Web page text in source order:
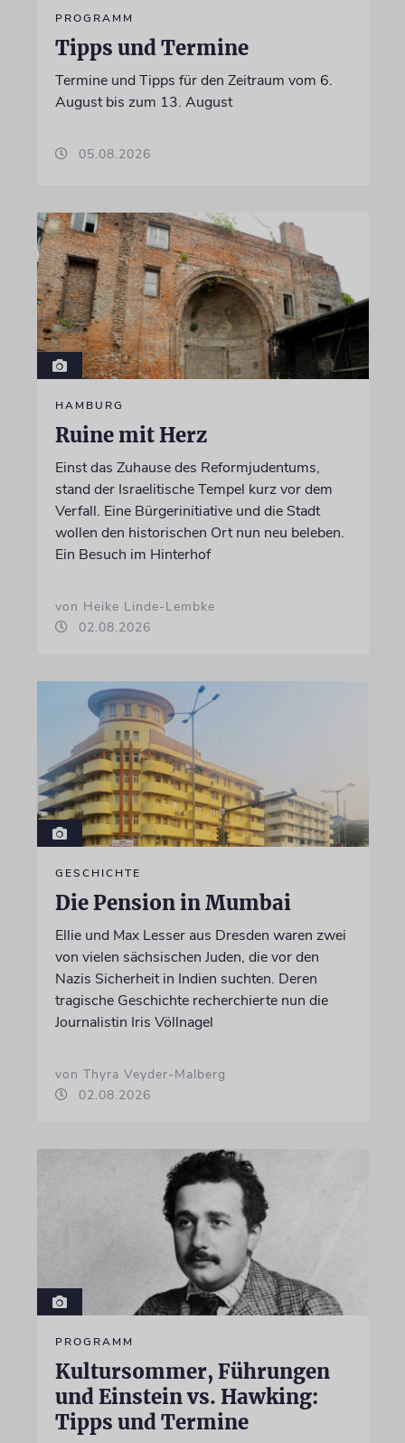
PROGRAMM
Tipps und Termine
Termine und Tipps für den Zeitraum vom 6.
August bis zum 13. August
05.08.2026
HAMBURG
Ruine mit Herz
Einst das Zuhause des Reformjudentums,
stand der Israelitische Tempel kurz vor dem
Verfall. Eine Bürgerinitiative und die Stadt
wollen den historischen Ort nun neu beleben.
Ein Besuch im Hinterhof
von Heike Linde-Lembke
02.08.2026
GESCHICHTE
Die Pension in Mumbai
Ellie und Max Lesser aus Dresden waren zwei
von vielen sächsischen Juden, die vor den
Nazis Sicherheit in Indien suchten. Deren
tragische Geschichte recherchierte nun die
Journalistin Iris Völlnagel
von Thyra Veyder-Malberg
02.08.2026
PROGRAMM
Kultursommer, Führungen
und Einstein vs. Hawking:
Tipps und Termine